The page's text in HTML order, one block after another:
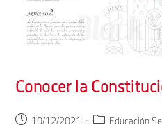
Conocer la
Publicación
10/12/2021
Categoría
Educación